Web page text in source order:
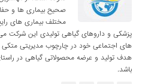
صحیح بیماری ها و
مختلف بیماری های
پزشکی و داروهای گیاهی تولیدی این
های اجتماعی خود در چارچوب مدیریتی متکی
هدف تولید و عرضه محصولاتی گیاهی در
باشد.